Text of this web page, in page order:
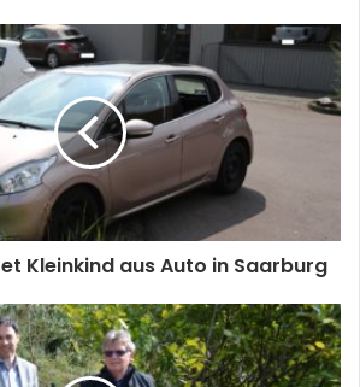
Kleinkind aus Auto in Saarburg